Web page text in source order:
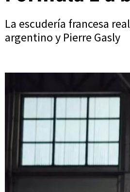
La escudería francesa
argentino y Pierre Gasly